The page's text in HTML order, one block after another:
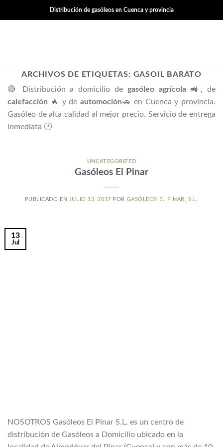
to
Distribución de gasóleos en Cuenca y provincia
ARCHIVOS DE ETIQUETAS: GASOIL BARATO
🔴 Distribución a domicilio de gasóleo agrícola🚜, de
calefacción 🔥 y de automoción🚗 en Cuenca y provincia.
Gasóleo de alta calidad al mejor precio. Servicio de entrega
inmediata 🕐
UNCATEGORIZED
Gasóleos El Pinar
PUBLICADO EN JULIO 13, 2017 POR GASÓLEOS EL PINAR, S.L.
13
Jul
NOSOTROS Gasóleos El Pinar S.L. es un centro de
distribución de Gasóleos a Domicilio ubicado en la